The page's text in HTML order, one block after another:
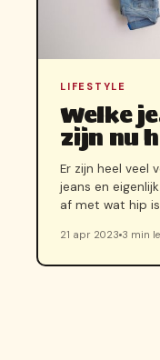
LIFESTYLE
Welke
zijn nu
Er zijn heel veel
jeans en
af met wat hip
21 apr 2023 3 min